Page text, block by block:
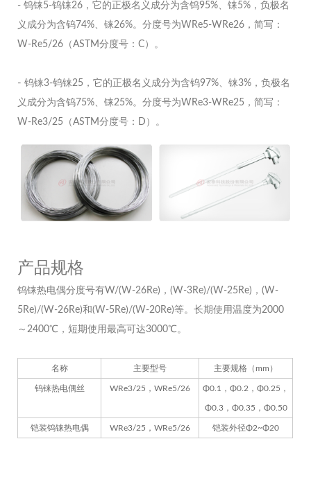
- 钨铼5-钨铼26，它的正极名义成分为含钨95%、铼5%，负极名
义成分为含钨74%、铼26%。分度号为WRe5-WRe26，简写：
W-Re5/26（ASTM分度号：C）。
-钨铼3-钨铼25，它的正极名义成分为含钨97%、铼3%，负极名
义成分为含钨75%、铼25%。分度号为WRe3-WRe25，简写：
W-Re3/25（ASTM分度号：D）。
产品规格
钨铼热电偶分度号有W/(W-26Re)，(W-3Re)/(W-25Re)，(W-
5Re)/(W-26Re)和(W-5Re)/(W-20Re)等。长期使用温度为2000
～2400℃，短期使用最高可达3000℃。
名称 主要型号 主要规格（mm）
钨铼热电偶丝 WRe3/25，WRe5/26 Φ0.1，Φ0.2，Φ0.25，
Φ0.3，Φ0.35，Φ0.50
铠装钨铼热电偶 WRe3/25，WRe5/26 铠装外径Φ2~Φ20